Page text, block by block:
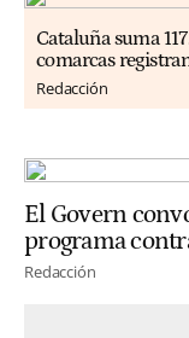
Cataluña suma
comarcas
Redacción
El Govern
programa
Redacción